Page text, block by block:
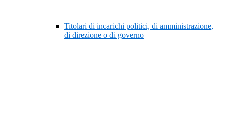
Titolari di incarichi politici, di amministrazione,
di direzione o di governo